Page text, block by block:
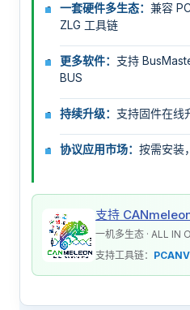
一套硬件多生态： 兼容
ZLG 工具链
更多软件： 支持
BUS
持续升级： 支持固件在线
协议应用市场： 按需安装
支持
一机多生态 · ALL IN
支持工具链： PCAN